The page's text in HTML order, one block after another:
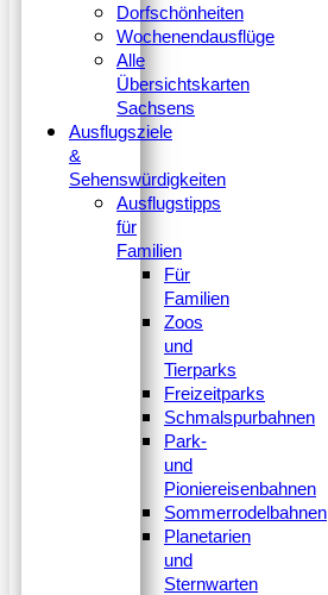
Dorfschönheiten
Wochenendausflüge
Alle
Übersichtskarten
Sachsens
Ausflugsziele
&
Sehenswürdigkeiten
Ausflugstipps
für
Familien
Für
Familien
Zoos
und
Tierparks
Freizeitparks
Schmalspurbahnen
Park-
und
Pioniereisenbahnen
Sommerrodelbahnen
Planetarien
und
Sternwarten